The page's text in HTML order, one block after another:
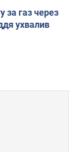
за газ через
ухвалив